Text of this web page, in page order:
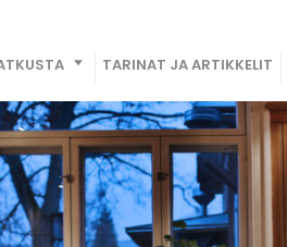
TARINAT JA ARTIKKELIT